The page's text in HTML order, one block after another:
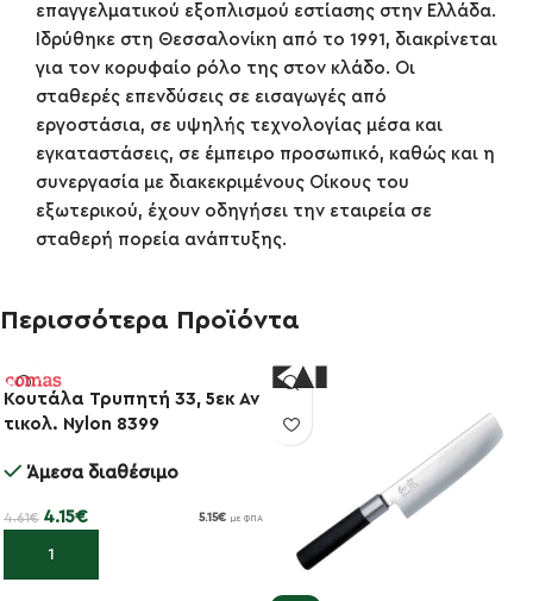
επαγγελματικού εξοπλισμού εστίασης στην Ελλάδα.
Ιδρύθηκε στη Θεσσαλονίκη από το 1991, διακρίνεται
για τον κορυφαίο ρόλο της στον κλάδο. Οι
σταθερές επενδύσεις σε εισαγωγές από
εργοστάσια, σε υψηλής τεχνολογίας μέσα και
εγκαταστάσεις, σε έμπειρο προσωπικό, καθώς και η
συνεργασία με διακεκριμένους Οίκους του
εξωτερικού, έχουν οδηγήσει την εταιρεία σε
σταθερή πορεία ανάπτυξης.
Περισσότερα Προϊόντα
-10%
Κουτάλα Τρυπητή 33, 5εκ Αν
τικολ. Nylon 8399
Άμεσα διαθέσιμο
4.61€ 4.15€ 5.15€ με ΦΠΑ
Προσθήκη στο καλάθι